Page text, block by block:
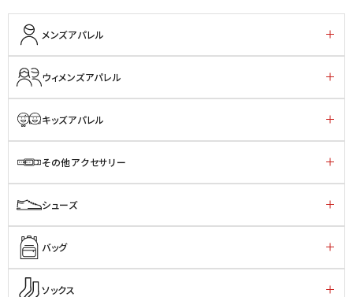
メンズアパレル
ウィメンズアパレル
キッズアパレル
その他アクセサリー
シューズ
バッグ
ソックス